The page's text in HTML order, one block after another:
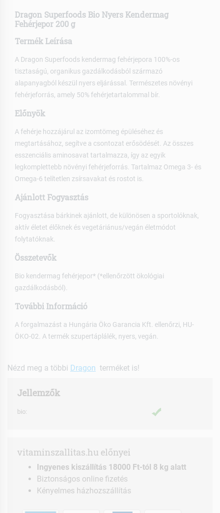
Dragon Superfoods Bio Nyers Kendermag
Fehérjepor 200 g
Termék Leírása
A Dragon Superfoods kendermag fehérjepora 100%-os
tisztaságú, organikus gazdálkodásból származó
alapanyagból készül nyers eljárással. Természetes növényi
fehérjeforrás, amely 50% fehérjetartalommal bír.
Előnyök
A fehérje hozzájárul az izomtömeg épüléséhez és
megtartásához, segítve a csontozat erősödését. Az összes
esszenciális aminosavat tartalmazza, így az egyik
legkomplettebb növényi fehérjeforrás. Tartalmaz Omega 3- és
Omega-6 telítetlen zsírsavakat és rostot is.
Ajánlott Fogyasztás
Fogyasztása bárkinek ajánlott, de különösen a sportolóknak,
aktív életet élőknek és vegetáriánus/vegán életmódot
folytatóknak.
Összetevők
Bio kendermag fehérjepor* (*ellenőrzött ökológiai
gazdálkodásból).
További Információ
A forgalmazást a Hungária Öko Garancia Kft. ellenőrzi, HU-
ÖKO-02. A termék szupertáplálék, nyers, vegán.
Nézd meg a többi Dragon terméket is!
Jellemzők
bio:
vitaminszallitas.hu előnyei
Ingyenes kiszállítás 18000 Ft-tól 8 kg alatt
Biztonságos online fizetés
Kényelmes házhozszállítás